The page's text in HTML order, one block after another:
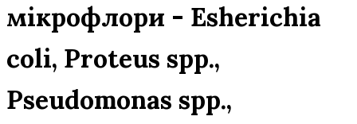
мікрофлори - Esherichia
coli, Proteus spp.,
Pseudomonas spp.,